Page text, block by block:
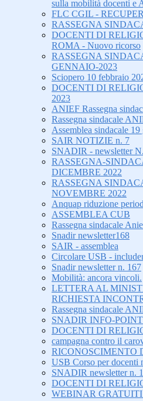
sulla mobilità docenti e
FLC CGIL -
RASSEGNA
DOCENTI DI
ROMA - Nuovo ricorso
RASSEGNA
GENNAIO-2023
Sciopero 10 febbraio
DOCENTI DI
2023
ANIEF Rassegna
Rassegna sindacale
Assemblea sindacale
SAIR NOTIZIE n. 7
SNADIR - newsletter
RASSEGNA-
DICEMBRE 2022
RASSEGNA
NOVEMBRE 2022
Anquap riduzione
ASSEMBLEA CUB
Rassegna sindacale
Snadir newsletter168
SAIR - assemblea
Circolare USB -
Snadir newsletter n. 167
Mobilità: ancora vincoli.
LETTERA AL
RICHIESTA
Rassegna sindacale
SNADIR INFO-
DOCENTI DI
campagna contro il
RICONOSCIMENTO
USB Corso per docenti
SNADIR newsletter n.
DOCENTI DI
WEBINAR